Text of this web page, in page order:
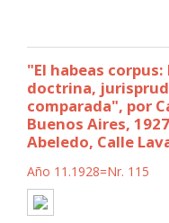
"El habeas
doctrina,
comparada", por
Buenos Aires,
Abeledo, Calle
Año 11.1928=Nr. 115